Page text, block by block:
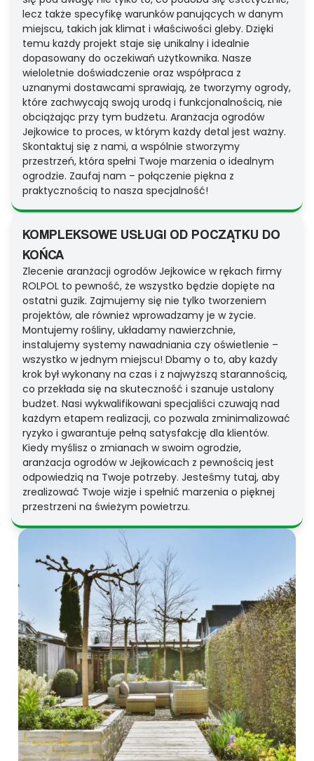
lecz także specyfikę warunków panujących w danym
miejscu, takich jak klimat i właściwości gleby. Dzięki
temu każdy projekt staje się unikalny i idealnie
dopasowany do oczekiwań użytkownika. Nasze
wieloletnie doświadczenie oraz współpraca z
uznanymi dostawcami sprawiają, że tworzymy ogrody,
które zachwycają swoją urodą i funkcjonalnością, nie
obciążając przy tym budżetu. Aranżacja ogrodów
Jejkowice to proces, w którym każdy detal jest ważny.
Skontaktuj się z nami, a wspólnie stworzymy
przestrzeń, która spełni Twoje marzenia o idealnym
ogrodzie. Zaufaj nam – połączenie piękna z
praktycznością to nasza specjalność!
KOMPLEKSOWE USŁUGI OD POCZĄTKU DO
KOŃCA
Zlecenie aranżacji ogrodów Jejkowice w rękach firmy
ROLPOL to pewność, że wszystko będzie dopięte na
ostatni guzik. Zajmujemy się nie tylko tworzeniem
projektów, ale również wprowadzamy je w życie.
Montujemy rośliny, układamy nawierzchnie,
instalujemy systemy nawadniania czy oświetlenie –
wszystko w jednym miejscu! Dbamy o to, aby każdy
krok był wykonany na czas i z najwyższą starannością,
co przekłada się na skuteczność i szanuje ustalony
budżet. Nasi wykwalifikowani specjaliści czuwają nad
każdym etapem realizacji, co pozwala zminimalizować
ryzyko i gwarantuje pełną satysfakcję dla klientów.
Kiedy myślisz o zmianach w swoim ogrodzie,
aranżacja ogrodów w Jejkowicach z pewnością jest
odpowiedzią na Twoje potrzeby. Jesteśmy tutaj, aby
zrealizować Twoje wizje i spełnić marzenia o pięknej
przestrzeni na świeżym powietrzu.